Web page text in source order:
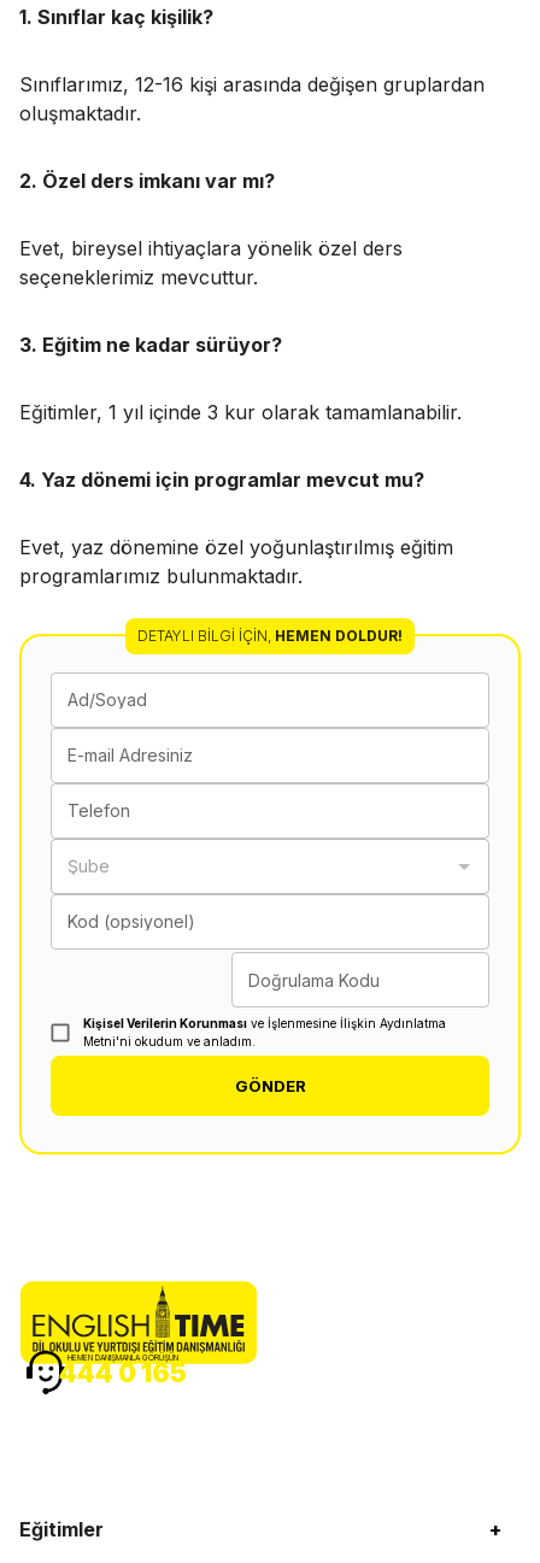
1. Sınıflar kaç kişilik?
Sınıflarımız, 12-16 kişi arasında değişen gruplardan
oluşmaktadır.
2. Özel ders imkanı var mı?
Evet, bireysel ihtiyaçlara yönelik özel ders
seçeneklerimiz mevcuttur.
3. Eğitim ne kadar sürüyor?
Eğitimler, 1 yıl içinde 3 kur olarak tamamlanabilir.
4. Yaz dönemi için programlar mevcut mu?
Evet, yaz dönemine özel yoğunlaştırılmış eğitim
programlarımız bulunmaktadır.
DETAYLI BILGI İÇIN, HEMEN DOLDUR!
Ad/Soyad
E-mail Adresiniz
Telefon
Şube
Kod (opsiyonel)
Doğrulama Kodu
Kişisel Verilerin Korunması ve İşlenmesine İlişkin Aydınlatma
Metni'ni okudum ve anladım.
GÖNDER
Eğitimler +
HEMEN DANIŞMANLA GÖRÜŞÜN
444 0 165